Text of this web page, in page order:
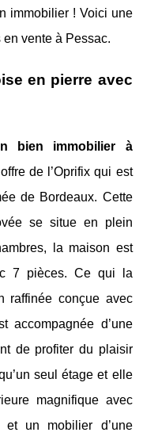
immobilier ! Voici une
vente à Pessac.
en pierre avec
bien immobilier à
de l’Oprifix qui est
de Bordeaux. Cette
se situe en plein
la maison est
7 pièces. Ce qui la
raffinée conçue avec
accompagnée d’une
de profiter du plaisir
seul étage et elle
magnifique avec
un mobilier d’une